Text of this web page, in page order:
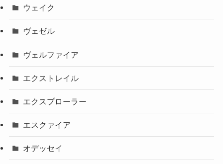
ウェイク
ヴェゼル
ヴェルファイア
エクストレイル
エクスプローラー
エスクァイア
オデッセイ